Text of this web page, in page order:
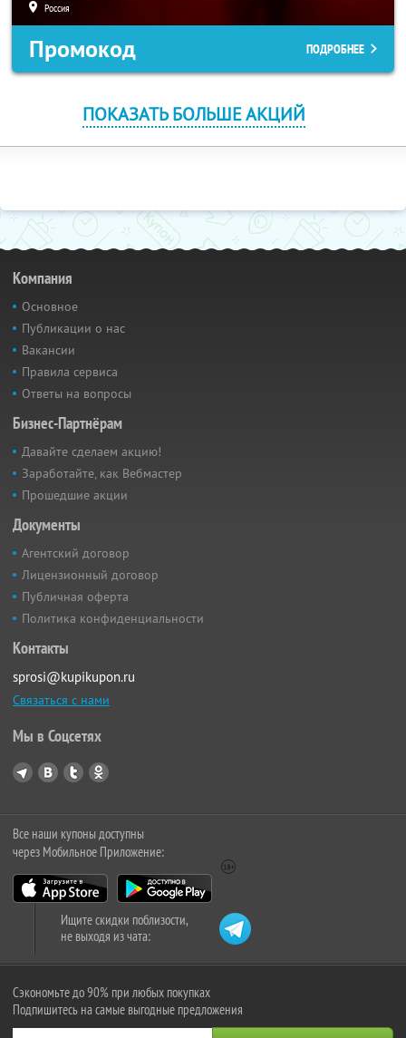
Россия
Промокод ПОДРОБНЕЕ
ПОКАЗАТЬ БОЛЬШЕ АКЦИЙ
Компания
Основное
Публикации о нас
Вакансии
Правила сервиса
Ответы на вопросы
Бизнес-Партнёрам
Давайте сделаем акцию!
Заработайте, как Вебмастер
Прошедшие акции
Документы
Агентский договор
Лицензионный договор
Публичная оферта
Политика конфиденциальности
Контакты
sprosi@kupikupon.ru
Связаться с нами
Мы в Соцсетях
Все наши купоны доступны
через Мобильное Приложение:
Ищите скидки поблизости,
не выходя из чата:
Сэкономьте до 90% при любых покупках
Подпишитесь на самые выгодные предложения